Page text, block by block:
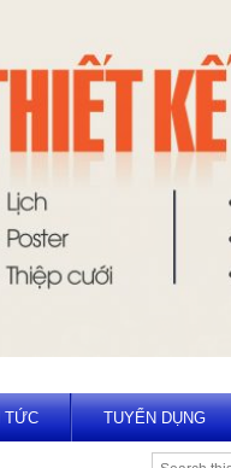
TỨC TUYỂN DỤNG